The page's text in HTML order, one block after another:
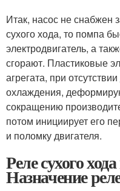
Итак, насос не снабжен
сухого хода, то помпа
электродвигатель, а
сгорают. Пластиковые
агрегата, при
охлаждения,
сокращению
потом инициирует его
и поломку двигателя.
Реле сухого
Назначение